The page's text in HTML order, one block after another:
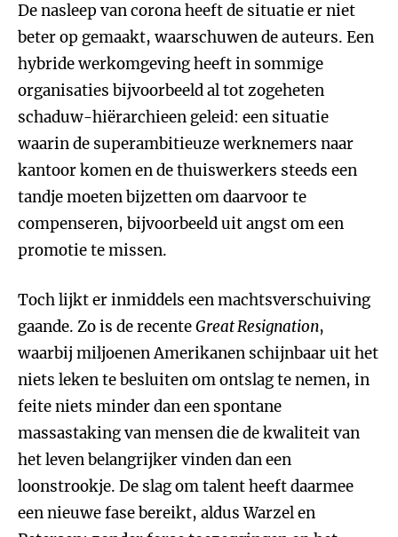
De nasleep van corona heeft de situatie er niet
beter op gemaakt, waarschuwen de auteurs. Een
hybride werkomgeving heeft in sommige
organisaties bijvoorbeeld al tot zogeheten
schaduw-hiërarchieen geleid: een situatie
waarin de superambitieuze werknemers naar
kantoor komen en de thuiswerkers steeds een
tandje moeten bijzetten om daarvoor te
compenseren, bijvoorbeeld uit angst om een
promotie te missen.
Toch lijkt er inmiddels een machtsverschuiving
gaande. Zo is de recenteGreat Resignation,
waarbij miljoenen Amerikanen schijnbaar uit het
niets leken te besluiten om ontslag te nemen, in
feite niets minder dan een spontane
massastaking van mensen die de kwaliteit van
het leven belangrijker vinden dan een
loonstrookje. De slag om talent heeft daarmee
een nieuwe fase bereikt, aldus Warzel en